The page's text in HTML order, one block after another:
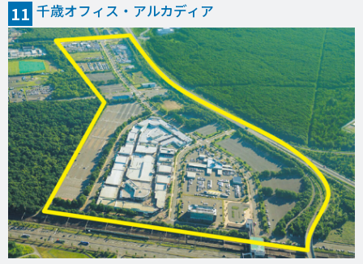
11 千歳オフィス・アルカディア